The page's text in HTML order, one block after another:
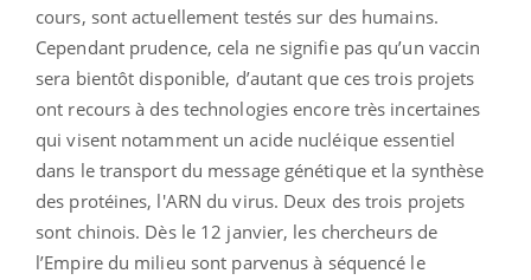
cours, sont actuellement testés sur des humains.
Cependant prudence, cela ne signifie pas qu’un vaccin
sera bientôt disponible, d’autant que ces trois projets
ont recours à des technologies encore très incertaines
qui visent notamment un acide nucléique essentiel
dans le transport du message génétique et la synthèse
des protéines, l'ARN du virus. Deux des trois projets
sont chinois. Dès le 12 janvier, les chercheurs de
l’Empire du milieu sont parvenus à séquencé le